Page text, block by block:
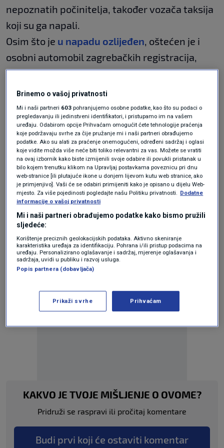
nepoznatih počinitelja, također vozača taksija
koji su ga napali.
Osim što je u napadu ozlijeđen , oštećen je i
osobni automobil zagrebačkih registracija,
izvijestila je zagrebačka policija.
Kriminalističko istraživanje je u tijeku.
N1 pratite putem aplikacija
zaAndroid|iPhone/iPadi
mrežaTwitter|Facebook|Instagram|TikTok
Teme
NAPAD POLICIJA SUKOB TAKSI
KAKVO JE TVOJE MIŠLJENJE O OVOME?
Pridruži se raspravi ili pročitaj komentare
Budi prvi koji će ostaviti komentar
Brinemo o vašoj privatnosti
Mi i naši partneri 603 pohranjujemo osobne podatke, kao što su podaci o
pregledavanju ili jedinstveni identifikatori, i pristupamo im na vašem
uređaju. Odabirom opcije Prihvaćam omogućit ćete tehnologije praćenja
koje podržavaju svrhe za čije pružanje mi i naši partneri obrađujemo
podatke. Ako su alati za praćenje onemogućeni, određeni sadržaj i oglasi
koje vidite možda više neće biti toliko relevantni za vas. Možete se vratiti
na ovaj izbornik kako biste izmijenili svoje odabire ili povukli pristanak u
bilo kojem trenutku klikom na Upravljaj postavkama poveznicu pri dnu
web-stranice [ili plutajuće ikone u donjem lijevom kutu web stranice, ako
je primjenjivo]. Vaši će se odabiri primijeniti kako je opisano u dijelu Web-
mjesto. Za više pojedinosti pogledajte našu Politiku privatnosti. Dodatne
informacije o vašoj privatnosti
Mi i naši partneri obrađujemo podatke kako bismo pružili
sljedeće:
Korištenje preciznih geolokacijskih podataka. Aktivno skeniranje
karakteristika uređaja za identifikaciju. Pohrana i/ili pristup podacima na
uređaju. Personalizirano oglašavanje i sadržaj, mjerenje oglašavanja i
sadržaja, uvidi u publiku i razvoj usluga.
Popis partnera (dobavljača)
Prikaži svrhe Prihvaćam